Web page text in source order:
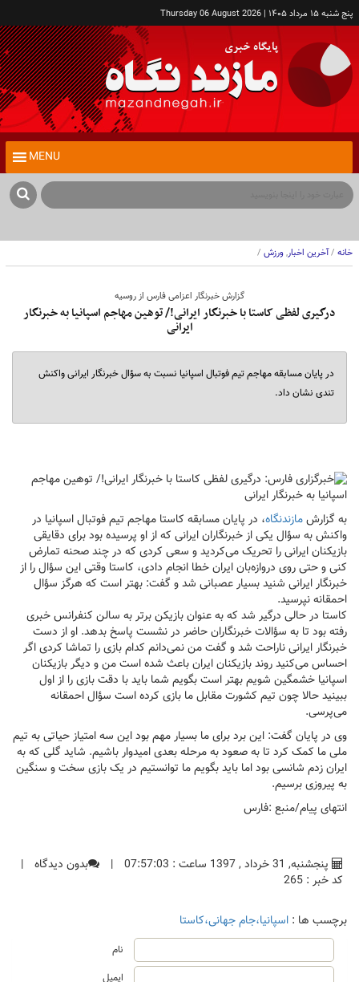
پنج شنبه ۱۵ مرداد ۱۴۰۵ | Thursday 06 August 2026
MENU
خانه /آخرین اخبار,ورزش /
گزارش خبرنگار اعزامی فارس از روسیه
درگیری لفظی کاستا با خبرنگار ایرانی!/ توهین مهاجم اسپانیا به خبرنگار
ایرانی
در پایان مسابقه مهاجم تیم فوتبال اسپانیا نسبت به سؤال خبرنگار ایرانی واکنش
تندی نشان داد.
به گزارشمازندنگاه، در پایان مسابقه کاستا مهاجم تیم فوتبال اسپانیا در
واکنش به سؤال یکی از خبرنگاران ایرانی که از او پرسیده بود برای دقایقی
بازیکنان ایرانی را تحریک می‌کردید و سعی کردی که در چند صحنه تمارض
کنی و حتی روی دروازه‌بان ایران خطا انجام دادی، کاستا وقتی این سؤال را از
خبرنگار ایرانی شنید بسیار عصبانی شد و گفت: بهتر است که هرگز سؤال
احمقانه نپرسید.
کاستا در حالی درگیر شد که به عنوان بازیکن برتر به سالن کنفرانس خبری
رفته بود تا به سؤالات خبرنگاران حاضر در نشست پاسخ بدهد. او از دست
خبرنگار ایرانی ناراحت شد و گفت من نمی‌دانم کدام بازی را تماشا کردی اگر
احساس می‌کنید روند بازیکنان ایران باعث شده است من و دیگر بازیکنان
اسپانیا خشمگین شویم بهتر است بگویم شما باید با دقت بازی را از اول
ببینید حالا چون تیم کشورت مقابل ما بازی کرده است سؤال احمقانه
می‌پرسی.
وی در پایان گفت: این برد برای ما بسیار مهم بود این سه امتیاز حیاتی به تیم
ملی ما کمک کرد تا به صعود به مرحله بعدی امیدوار باشیم. شاید گلی که به
ایران زدم شانسی بود اما باید بگویم ما توانستیم در یک بازی سخت و سنگین
به پیروزی برسیم.
انتهای پیام/منبع :فارس
پنجشنبه, 31 خرداد , 1397 ساعت : 07:57:03 | بدون دیدگاه
|
کد خبر : 265
برچسب ها : اسپانیا،جام جهانی،کاستا
نام
ایمیل